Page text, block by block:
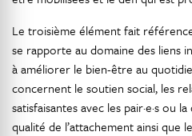
Le troisième élément fait
se rapporte au domaine des liens
à améliorer le bien-être au
concernent le soutien social, les
satisfaisantes avec les pair·e·s ou
qualité de l’attachement ainsi que